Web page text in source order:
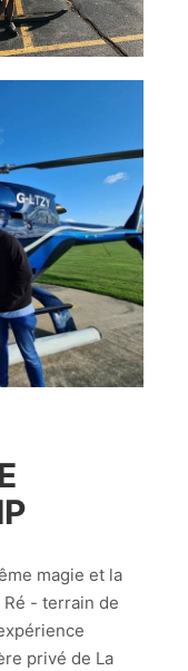
magie et la
Ré - terrain de
privé de La